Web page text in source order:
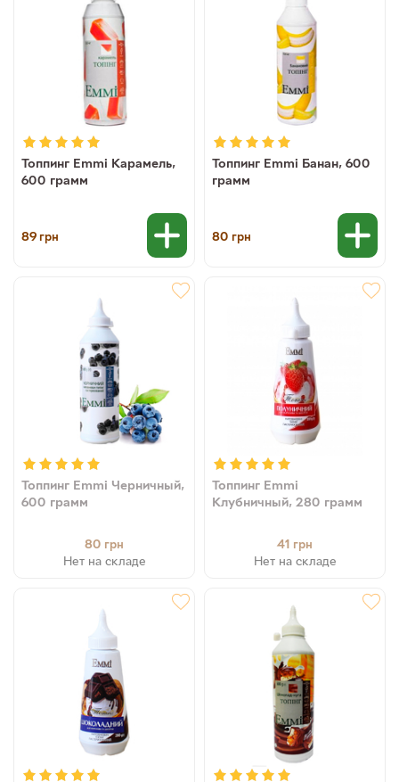
Топпинг Emmi Карамель,
600 грамм
89грн
Топпинг Emmi Банан, 600
грамм
80 грн
Топпинг Emmi Черничный,
600 грамм
80 грн
Нет на складе
Топпинг Emmi
Клубничный, 280 грамм
41 грн
Нет на складе